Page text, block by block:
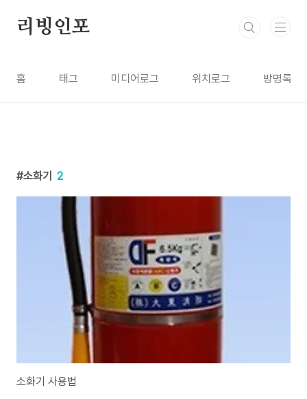
리빙인포
홈 태그 미디어로그 위치로그 방명록
소화기 2
소화기 사용법